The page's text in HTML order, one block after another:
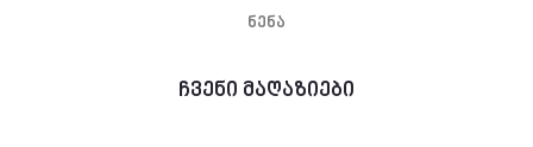
ნენა
ჩვენი მაღაზიები